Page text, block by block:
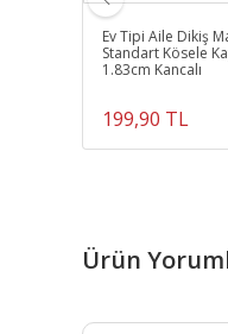
Ev Tipi Aile Dikiş
Standart Kösele
1.83cm Kancalı
199,90 TL
Ürün